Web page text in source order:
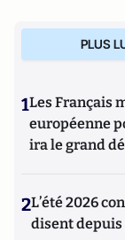
PLUS
1Les Français
européenne
ira le grand
2L’été 2026
disent depuis